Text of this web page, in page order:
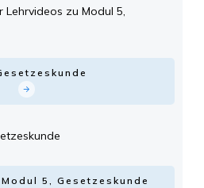
zu Modul 5,
5, Gesetzeskunde